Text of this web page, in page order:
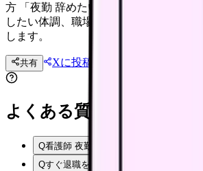
方 「夜勤 辞めたい」と感じる看護師さ
したい体調、職場内の選択肢、法務面
します。
共有 Xに投稿
よくある質問
Q看護師 夜勤 辞めたいで悩むのは甘えで
Qすぐ退職を伝えてもいいですか？